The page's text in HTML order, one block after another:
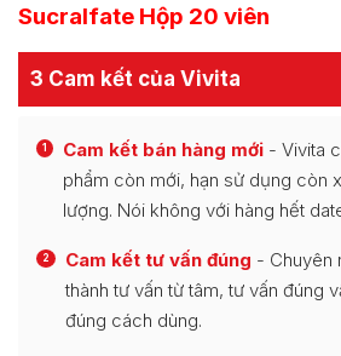
Sucralfate Hộp 20 viên
3 Cam kết của Vivita
1 Cam kết bán hàng mới - Vivita
phẩm còn mới, hạn sử dụng còn
lượng. Nói không với hàng hết
2 Cam kết tư vấn đúng - Chuyên
thành tư vấn từ tâm, tư vấn đúng
đúng cách dùng.